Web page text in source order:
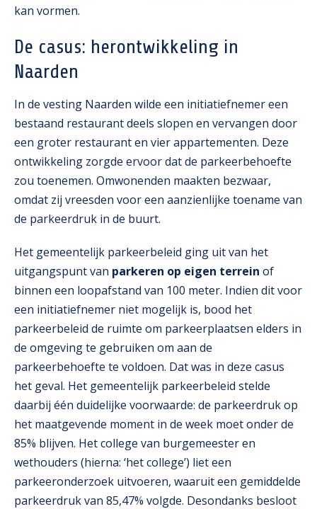
kan vormen.
De casus: herontwikkeling in
Naarden
In de vesting Naarden wilde een initiatiefnemer een
bestaand restaurant deels slopen en vervangen door
een groter restaurant en vier appartementen. Deze
ontwikkeling zorgde ervoor dat de parkeerbehoefte
zou toenemen. Omwonenden maakten bezwaar,
omdat zij vreesden voor een aanzienlijke toename van
de parkeerdruk in de buurt.
Het gemeentelijk parkeerbeleid ging uit van het
uitgangspunt van parkeren op eigen terrein of
binnen een loopafstand van 100 meter. Indien dit voor
een initiatiefnemer niet mogelijk is, bood het
parkeerbeleid de ruimte om parkeerplaatsen elders in
de omgeving te gebruiken om aan de
parkeerbehoefte te voldoen. Dat was in deze casus
het geval. Het gemeentelijk parkeerbeleid stelde
daarbij één duidelijke voorwaarde: de parkeerdruk op
het maatgevende moment in de week moet onder de
85% blijven. Het college van burgemeester en
wethouders (hierna: ‘het college’) liet een
parkeeronderzoek uitvoeren, waaruit een gemiddelde
parkeerdruk van 85,47% volgde. Desondanks besloot